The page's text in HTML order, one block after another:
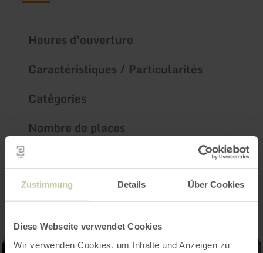
Zustimmung Details Über Cookies
Diese Webseite verwendet Cookies
Wir verwenden Cookies, um Inhalte und Anzeigen zu
Heures d'ouverture
Caractéristiques / Particularités
Catégories
Nombre de places
Impressions